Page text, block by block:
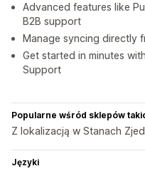
Advanced features like
B2B support
Manage syncing directly
Get started in minutes
Support
Popularne wśród sklepów
Z lokalizacją w Stanach
Języki